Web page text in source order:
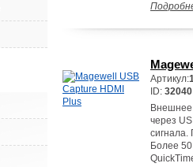
Артикул:
ID: 32040
Внешнее
через
Более